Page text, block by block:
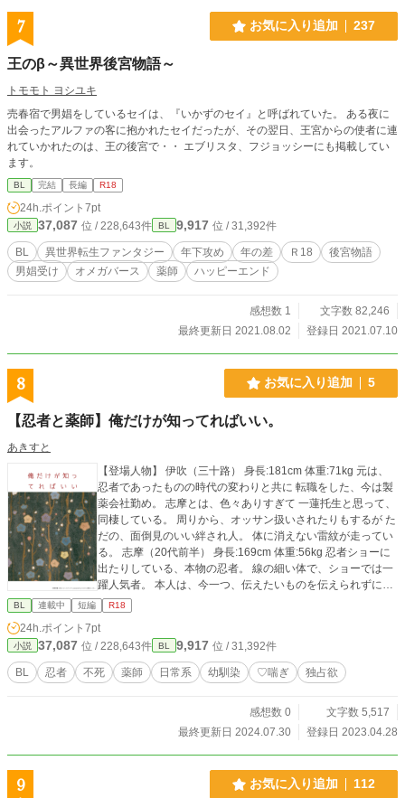
7 お気に入り追加 237
王のβ～異世界後宮物語～
トモモト ヨシユキ
売春宿で男娼をしているセイは、『いかずのセイ』と呼ばれていた。 ある夜に
出会ったアルファの客に抱かれたセイだったが、その翌日、王宮からの使者に連
れていかれたのは、王の後宮で・・ エブリスタ、フジョッシーにも掲載してい
ます。
BL 完結 長編 R18
24h.ポイント 7pt
小説 37,087 位 / 228,643件 BL 9,917 位 / 31,392件
BL 異世界転生ファンタジー 年下攻め 年の差 Ｒ18
後宮物語
男娼受け
オメガバース 薬師 ハッピーエンド
感想数 1
文字数 82,246
最終更新日 2021.08.02
登録日 2021.07.10
8 お気に入り追加 5
【忍者と薬師】俺だけが知ってればいい。
あきすと
【登場人物】 伊吹（三十路） 身長:181cm 体重:71kg 元は、
忍者であったものの時代の変わりと共に 転職をした、今は製
薬会社勤め。 志摩とは、色々ありすぎて 一蓮托生と思って、
同棲している。 周りから、オッサン扱いされたりもするが た
だの、面倒見のいい絆され人。 体に消えない雷紋が走ってい
る。 志摩（20代前半） 身長:169cm 体重:56kg 忍者ショーに
出たりしている、本物の忍者。 線の細い体で、ショーでは一
躍人気者。 本人は、今一つ、伝えたいものを伝えられずにい
る 現状に時々思い悩んでいる。 少し方言が混じる話し方。
見た目は、派手そうに思われがちで 心は落ち着いており、言
葉も少なめ（伊吹には遠慮なし） 伊吹には精神的にも、支え
られていると 自覚もある。 なんだかんだ、付き合いが長くな
って 一緒に居られることに満足している。 伊吹と志摩につい
ては以前にも書いています。 https://www.alphapolis.co.jp/nov
BL 連載中 短編 R18
24h.ポイント 7pt
小説 37,087 位 / 228,643件 BL 9,917 位 / 31,392件
BL 忍者 不死 薬師 日常系 幼馴染 ♡喘ぎ 独占欲
感想数 0
文字数 5,517
最終更新日 2024.07.30
登録日 2023.04.28
9 お気に入り追加 112